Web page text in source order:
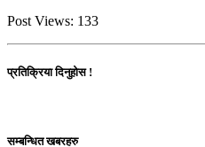
Post Views: 133
प्रतिक्रिया दिनुहोस !
सम्बन्धित खबरहरु